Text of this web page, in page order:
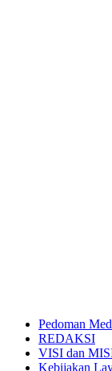
Pedoman
REDAKSI
VISI dan
Kebijakan